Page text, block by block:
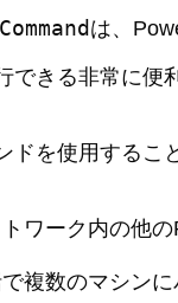
は、
できる非常に便
ドを使用するこ
ワーク内の他
複数のマシン